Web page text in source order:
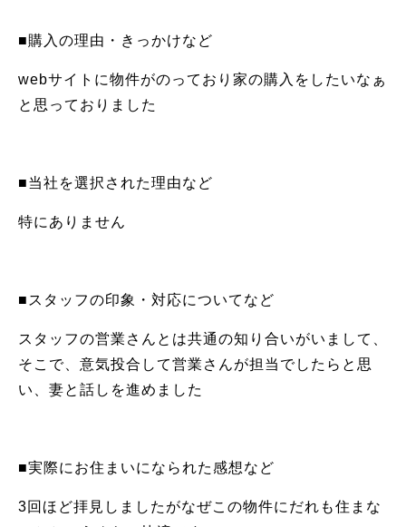
■購入の理由・きっかけなど
webサイトに物件がのっており家の購入をしたいなぁ
と思っておりました
■当社を選択された理由など
特にありません
■スタッフの印象・対応についてなど
スタッフの営業さんとは共通の知り合いがいまして、
そこで、意気投合して営業さんが担当でしたらと思
い、妻と話しを進めました
■実際にお住まいになられた感想など
3回ほど拝見しましたがなぜこの物件にだれも住まな